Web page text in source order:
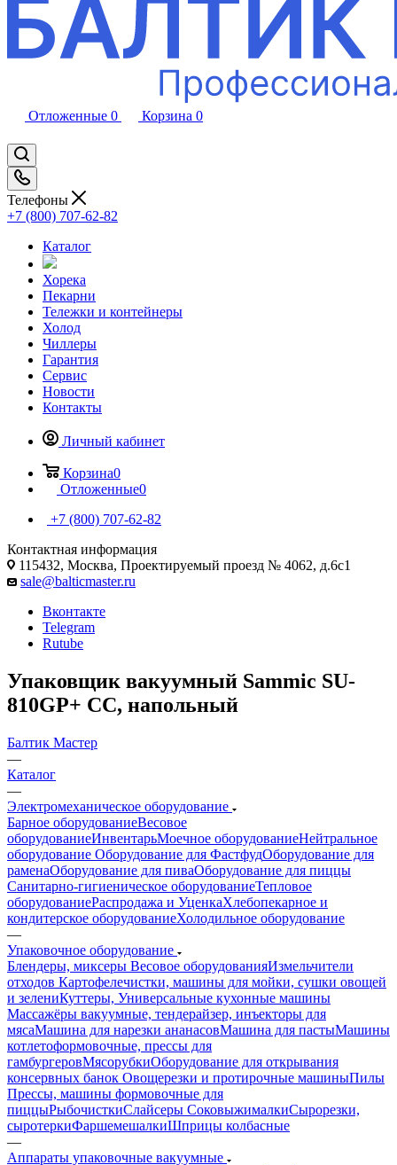
Отложенные 0 Корзина 0
Телефоны
+7 (800) 707-62-82
Каталог
Хорека
Пекарни
Тележки и контейнеры
Холод
Чиллеры
Гарантия
Сервис
Новости
Контакты
Личный кабинет
Корзина0
Отложенные0
+7 (800) 707-62-82
Контактная информация
115432, Москва, Проектируемый проезд № 4062, д.6с1
sale@balticmaster.ru
Вконтакте
Telegram
Rutube
Упаковщик вакуумный Sammic SU-
810GP+ CC, напольный
Балтик Мастер
—
Каталог
—
Электромеханическое оборудование
Барное оборудованиеВесовое
оборудованиеИнвентарьМоечное оборудованиеНейтральное
оборудование Оборудование для ФастфудОборудование для
раменаОборудование для пиваОборудование для пиццы
Санитарно-гигиеническое оборудованиеТепловое
оборудованиеРаспродажа и УценкаХлебопекарное и
кондитерское оборудованиеХолодильное оборудование
—
Упаковочное оборудование
Блендеры, миксеры Весовое оборудованияИзмельчители
отходов Картофелечистки, машины для мойки, сушки овощей
и зелениКуттеры, Универсальные кухонные машины
Массажёры вакуумные, тендерайзер, инъекторы для
мясаМашина для нарезки ананасовМашина для пастыМашины
котлетоформовочные, прессы для
гамбургеровМясорубкиОборудование для открывания
консервных банок Овощерезки и протирочные машиныПилы
Прессы, машины формовочные для
пиццыРыбочисткиСлайсеры СоковыжималкиСырорезки,
сыротеркиФаршемешалкиШприцы колбасные
—
Аппараты упаковочные вакуумные